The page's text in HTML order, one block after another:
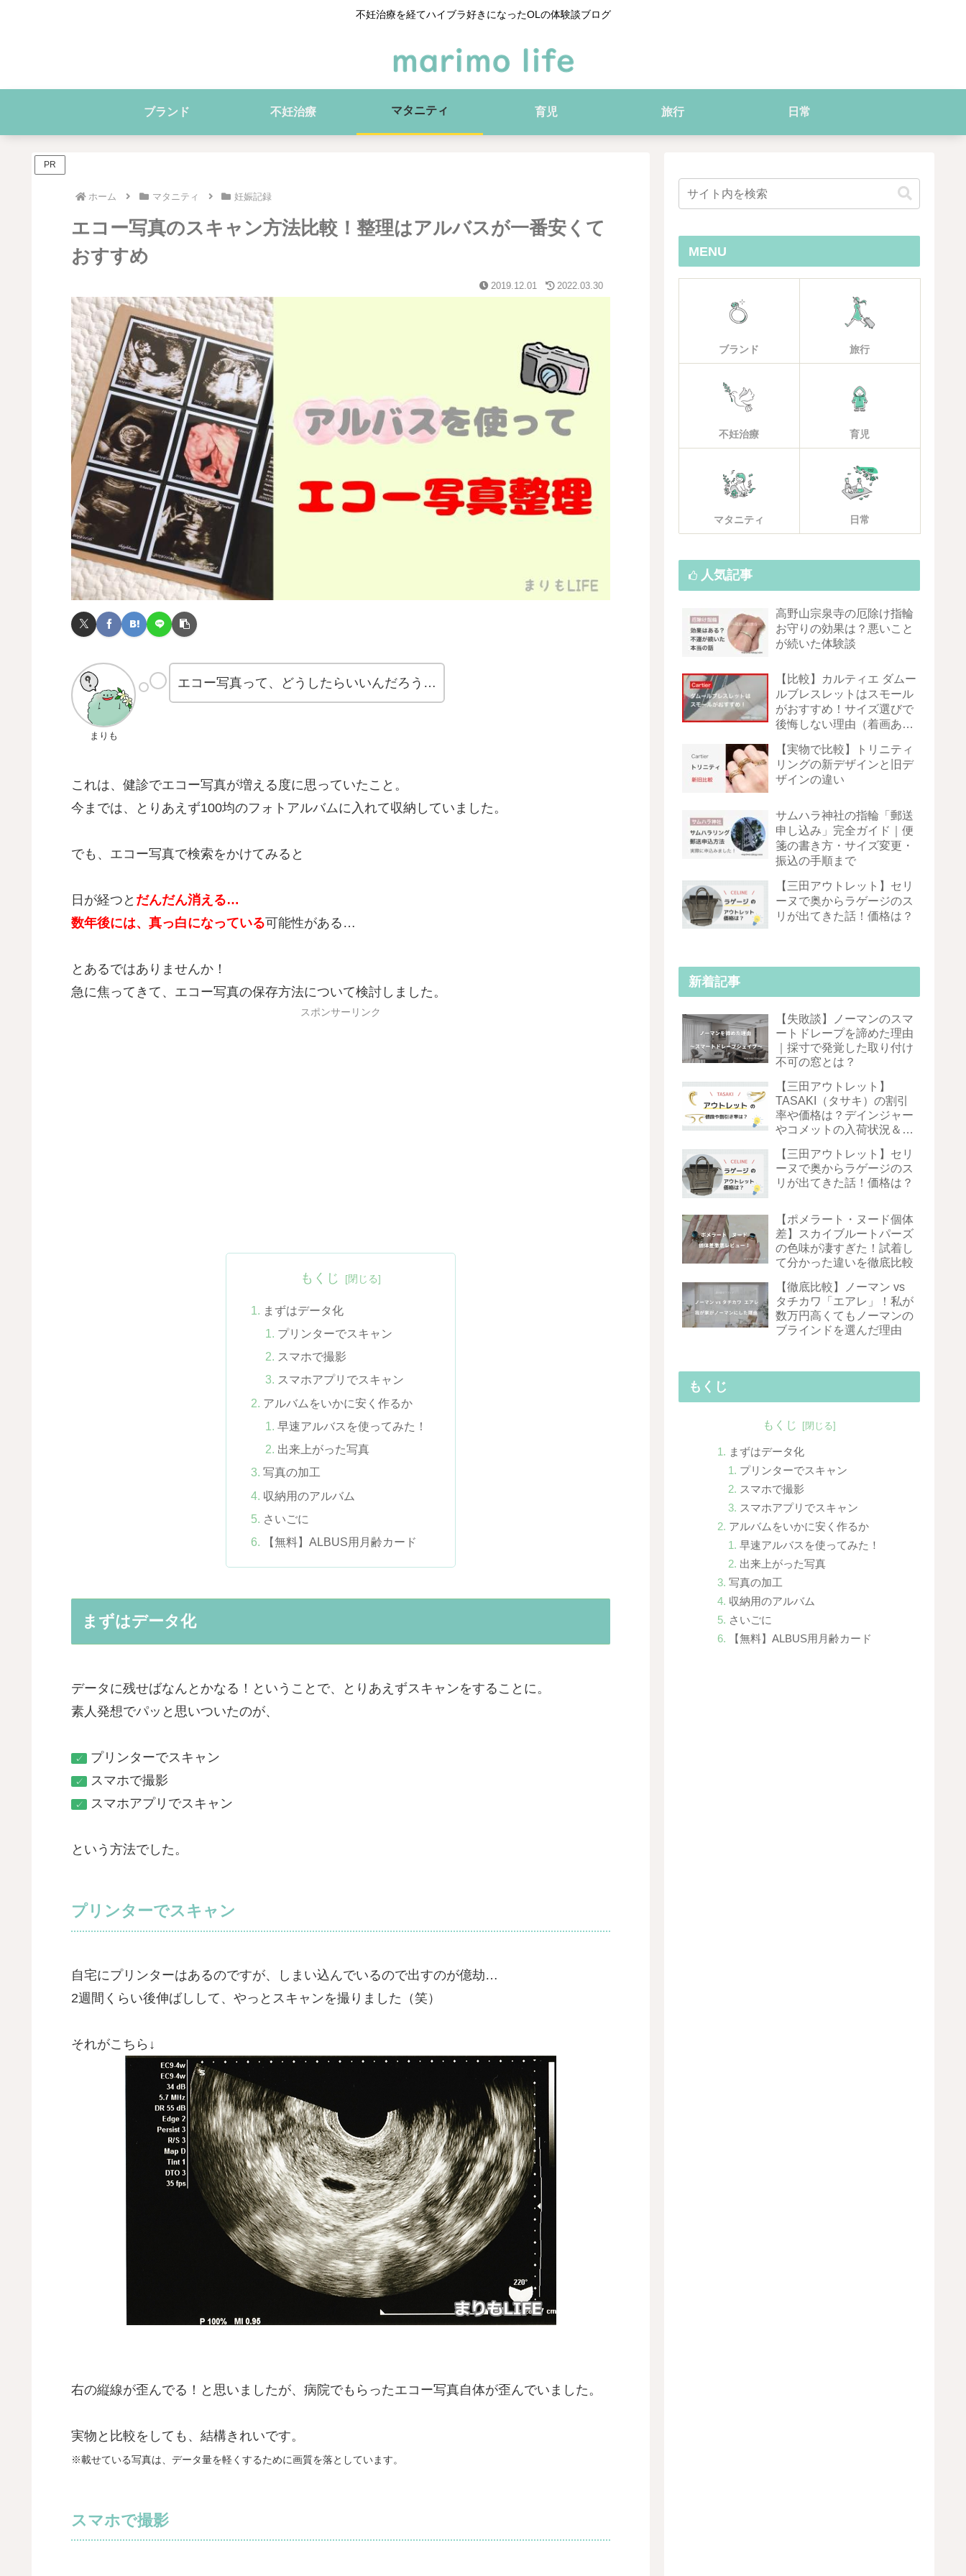
不妊治療を経てハイブラ好きになったOLの体験談ブログ
ブランド 不妊治療 マタニティ 育児 旅行 日常
PR
ホーム マタニティ 妊娠記録
エコー写真のスキャン方法比較！整理はアルバスが一番安くて
おすすめ
2019.12.01 2022.03.30
まりも
エコー写真って、どうしたらいいんだろう…
これは、健診でエコー写真が増える度に思っていたこと。
今までは、とりあえず100均のフォトアルバムに入れて収納していました。
でも、エコー写真で検索をかけてみると
日が経つと だんだん消える…
数年後には、真っ白になっている可能性がある…
とあるではありませんか！
急に焦ってきて、エコー写真の保存方法について検討しました。
スポンサーリンク
もくじ
まずはデータ化
プリンターでスキャン
スマホで撮影
スマホアプリでスキャン
アルバムをいかに安く作るか
早速アルバスを使ってみた！
出来上がった写真
写真の加工
収納用のアルバム
さいごに
【無料】ALBUS用月齢カード
まずはデータ化
データに残せばなんとかなる！ということで、とりあえずスキャンをすることに。
素人発想でパッと思いついたのが、
✓ プリンターでスキャン
✓ スマホで撮影
✓ スマホアプリでスキャン
という方法でした。
プリンターでスキャン
自宅にプリンターはあるのですが、しまい込んでいるので出すのが億劫…
2週間くらい後伸ばしして、やっとスキャンを撮りました（笑）
それがこちら↓
右の縦線が歪んでる！と思いましたが、病院でもらったエコー写真自体が歪んでいました。
実物と比較をしても、結構きれいです。
※載せている写真は、データ量を軽くするために画質を落としています。
スマホで撮影
MENU
ブランド 旅行
不妊治療 育児
マタニティ 日常
人気記事
高野山宗泉寺の厄除け指輪
お守りの効果は？悪いこと
が続いた体験談
【比較】カルティエ ダムー
ルブレスレットはスモール
がおすすめ！サイズ選びで
後悔しない理由（着画あ
【実物で比較】トリニティ
リングの新デザインと旧デ
ザインの違い
サムハラ神社の指輪「郵送
申し込み」完全ガイド｜便
箋の書き方・サイズ変更・
振込の手順まで
【三田アウトレット】セリ
ーヌで奥からラゲージのス
リが出てきた話！価格は？
新着記事
【失敗談】ノーマンのスマ
ートドレープを諦めた理由
｜採寸で発覚した取り付け
不可の窓とは？
【三田アウトレット】
TASAKI（タサキ）の割引
率や価格は？デインジャー
やコメットの入荷状況＆お
【三田アウトレット】セリ
ーヌで奥からラゲージのス
リが出てきた話！価格は？
【ポメラート・ヌード個体
差】スカイブルートパーズ
の色味が凄すぎた！試着し
て分かった違いを徹底比較
【徹底比較】ノーマン vs
タチカワ「エアレ」！私が
数万円高くてもノーマンの
ブラインドを選んだ理由
もくじ
もくじ
まずはデータ化
プリンターでスキャン
スマホで撮影
スマホアプリでスキャン
アルバムをいかに安く作るか
早速アルバスを使ってみた！
出来上がった写真
写真の加工
収納用のアルバム
さいごに
【無料】ALBUS用月齢カード